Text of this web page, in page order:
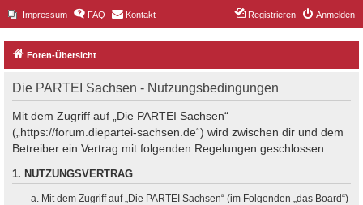
Impressum FAQ Kontakt Anmelden
Registrieren
Foren-Übersicht
Die PARTEI Sachsen - Nutzungsbedingungen
Mit dem Zugriff auf „Die PARTEI Sachsen“
(„https://forum.diepartei-sachsen.de“) wird zwischen dir und dem
Betreiber ein Vertrag mit folgenden Regelungen geschlossen:
1. NUTZUNGSVERTRAG
Mit dem Zugriff auf „Die PARTEI Sachsen“ (im Folgenden „das Board“)